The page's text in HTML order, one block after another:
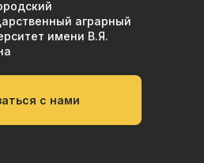
аграрный
имени В.Я.
с нами